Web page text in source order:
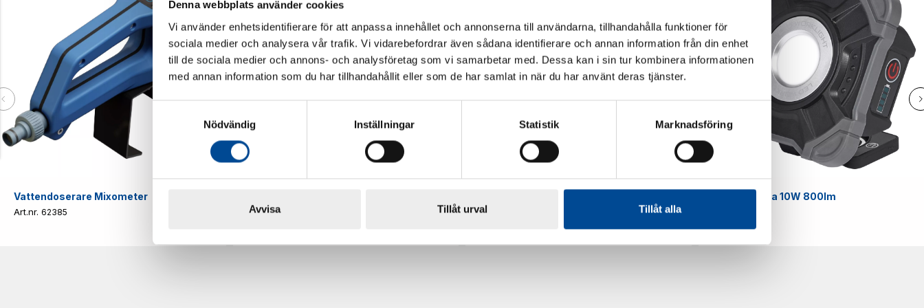
Denna webbplats använder cookies
Vi använder enhetsidentifierare för att anpassa innehållet och annonserna till användarna, tillhandahålla funktioner för
sociala medier och analysera vår trafik. Vi vidarebefordrar även sådana identifierare och annan information från din enhet
till de sociala medier och annons- och analysföretag som vi samarbetar med. Dessa kan i sin tur kombinera informationen
med annan information som du har tillhandahållit eller som de har samlat in när du har använt deras tjänster.
Nödvändig
Inställningar Statistik Marknadsföring
Avvisa Tillåt urval Tillåt alla
Vattendoserare Mixometer
62385 62617
Arbetslampa 10W 800lm